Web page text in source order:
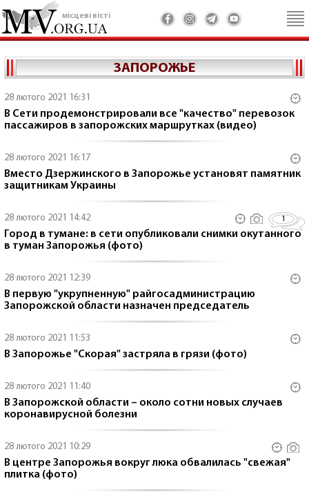
місцеві вісті
ЗАПОРОЖЬЕ
28 лютого 2021 16:31
В Сети продемонстрировали все "качество" перевозок
пассажиров в запорожских маршрутках (видео)
28 лютого 2021 16:17
Вместо Дзержинского в Запорожье установят памятник
защитникам Украины
28 лютого 2021 14:42 1
Город в тумане: в сети опубликовали снимки окутанного
в туман Запорожья (фото)
28 лютого 2021 12:39
В первую "укрупненную" райгосадминистрацию
Запорожской области назначен председатель
28 лютого 2021 11:53
В Запорожье "Скорая" застряла в грязи (фото)
28 лютого 2021 11:40
В Запорожской области – около сотни новых случаев
коронавирусной болезни
28 лютого 2021 10:29
В центре Запорожья вокруг люка обвалилась "свежая"
плитка (фото)